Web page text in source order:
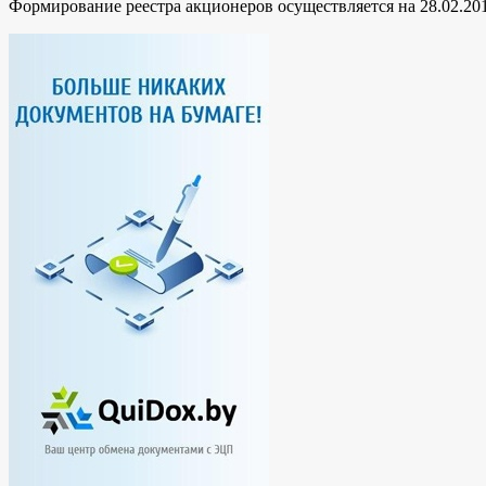
Формирование реестра акционеров осуществляется на